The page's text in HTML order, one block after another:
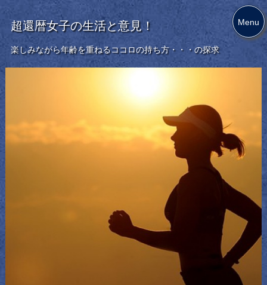
超還暦女子の生活と意見！
楽しみながら年齢を重ねるココロの持ち方・・・の探求
Menu